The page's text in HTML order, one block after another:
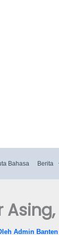
Bahasa Berita
Admin Banten